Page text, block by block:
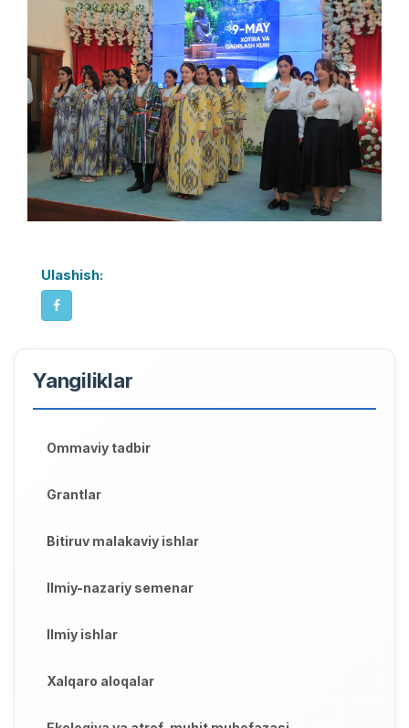
Ulashish:
Yangiliklar
Ommaviy tadbir
Grantlar
Bitiruv malakaviy ishlar
Ilmiy-nazariy semenar
Ilmiy ishlar
Xalqaro aloqalar